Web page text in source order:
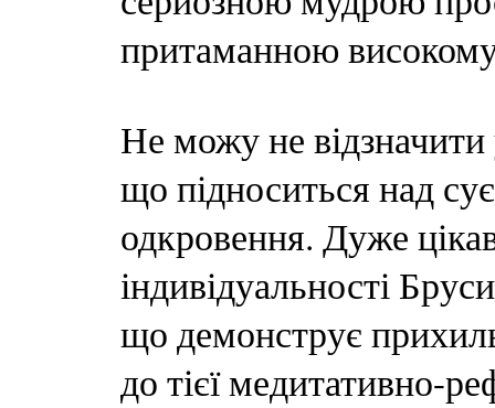
притаманною
Не можу не відзначити
що підноситься над
одкровення. Дуже
індивідуальності
що демонструє
до тієї медитативно-